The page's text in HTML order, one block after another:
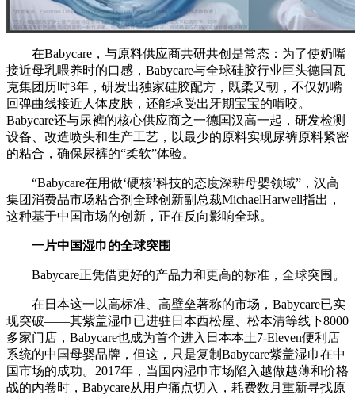
在Babycare，与原料供应商共研共创是常态：为了使奶嘴
接近母乳喂养时的口感，Babycare与全球硅胶行业巨头德国瓦
克集团历时3年，研发出独家硅胶配方，既柔又韧，不仅奶嘴
回弹曲线接近人体皮肤，还能承受出牙期宝宝的啃咬。
Babycare还与尿裤的核心供应商之一德国汉高一起，研发检测
设备、改造喷头和生产工艺，以最少的原料实现尿裤原料紧密
的粘合，确保尿裤的“柔软”体验。
“Babycare在用做‘硬核’科技的态度深耕母婴领域”，汉高
集团消费品市场粘合剂全球创新副总裁MichaelHarwell指出，
这种基于中国市场的创新，正在反向影响全球。
一片中国湿巾的全球突围
Babycare正凭借更好的产品力和更高的标准，全球突围。
在日本这一以高标准、高壁垒著称的市场，Babycare已实
现突破——其紫盖湿巾已进驻日本西松屋、松本清等线下8000
多家门店，Babycare也成为首个进入日本本土7-Eleven便利店
系统的中国母婴品牌，但这，只是复制Babycare紫盖湿巾在中
国市场的成功。2017年，当国内湿巾市场陷入越做越薄和价格
战的内卷时，Babycare从用户痛点切入，耗费数月重新寻找原